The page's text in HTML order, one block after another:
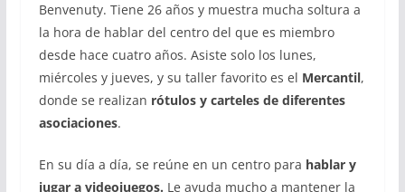
Benvenuty. Tiene 26 años y muestra mucha soltura a
la hora de hablar del centro del que es miembro
desde hace cuatro años. Asiste solo los lunes,
miércoles y jueves, y su taller favorito es el Mercantil,
donde se realizan rótulos y carteles de diferentes
asociaciones.
En su día a día, se reúne en un centro para hablar y
jugar a videojuegos. Le ayuda mucho a mantener la